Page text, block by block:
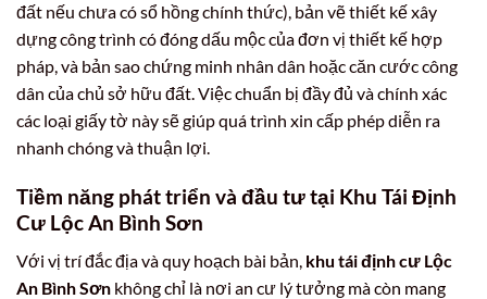
đất nếu chưa có sổ hồng chính thức), bản vẽ thiết kế xây
dựng công trình có đóng dấu mộc của đơn vị thiết kế hợp
pháp, và bản sao chứng minh nhân dân hoặc căn cước công
dân của chủ sở hữu đất. Việc chuẩn bị đầy đủ và chính xác
các loại giấy tờ này sẽ giúp quá trình xin cấp phép diễn ra
nhanh chóng và thuận lợi.
Tiềm năng phát triển và đầu tư tại Khu Tái Định
Cư Lộc An Bình Sơn
Với vị trí đắc địa và quy hoạch bài bản, khu tái định cư Lộc
An Bình Sơn không chỉ là nơi an cư lý tưởng mà còn mang